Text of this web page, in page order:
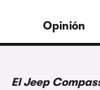
Opinión
El Jeep